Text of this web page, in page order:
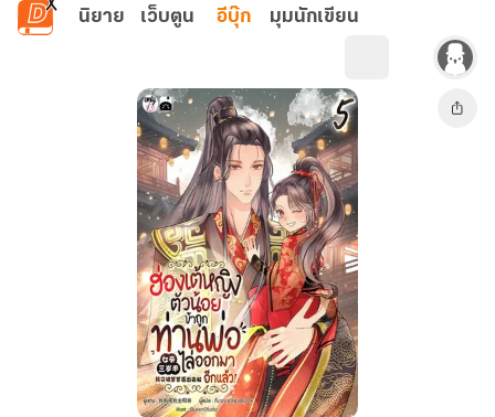
ข้ามไปยังเนื้อหาหลัก
นิยาย เว็บตูน อีบุ๊ก มุมนักเขียน